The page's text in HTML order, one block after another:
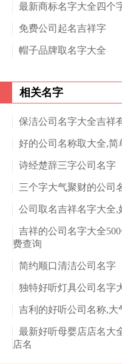
最新商标名字大全四个
免费公司起名吉祥字
帽子品牌取名字大全
相关名字
保洁公司名字大全吉祥
好的公司名称取大全,
诗经楚辞三字公司名字
三个字大气聚财的公司
公司取名吉祥名字大全
吉祥的公司名字大全
费查询
简约顺口清洁公司名字
独特好听灯具公司名字
吉利的好听公司名称,
最新好听母婴店店名大
店名